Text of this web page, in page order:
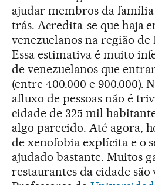
ajudar membros da
trás. Acredita-se que haja
venezuelanos na região de
Essa estimativa é muito
de venezuelanos que
(entre 400.000 e 900.000).
afluxo de pessoas não é
cidade de 325 mil
algo parecido. Até agora,
de xenofobia explícita e o
ajudado bastante. Muitos
restaurantes da cidade são